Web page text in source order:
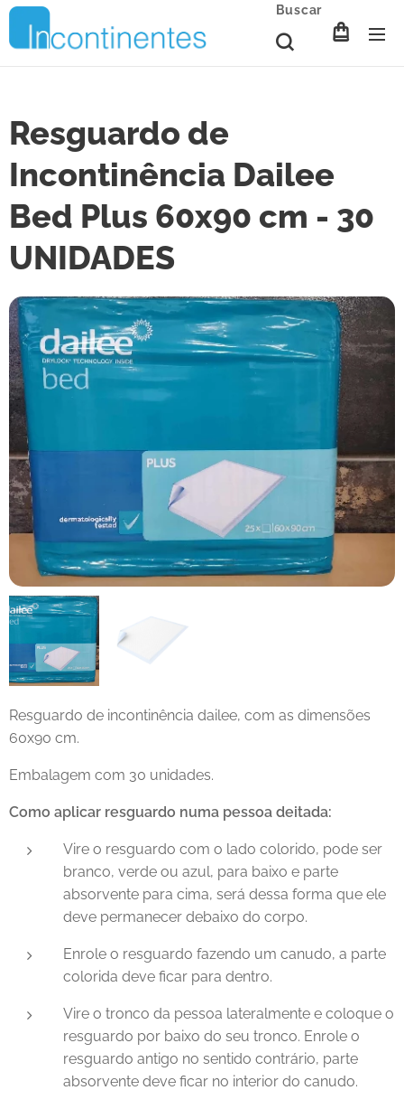
Buscar
Resguardo de
Incontinência Dailee
Bed Plus 60x90 cm - 30
UNIDADES
Resguardo de incontinência dailee, com as dimensões
60x90 cm.
Embalagem com 30 unidades.
Como aplicar resguardo numa pessoa deitada:
Vire o resguardo com o lado colorido, pode ser
branco, verde ou azul, para baixo e parte
absorvente para cima, será dessa forma que ele
deve permanecer debaixo do corpo.
Enrole o resguardo fazendo um canudo, a parte
colorida deve ficar para dentro.
Vire o tronco da pessoa lateralmente e coloque o
resguardo por baixo do seu tronco. Enrole o
resguardo antigo no sentido contrário, parte
absorvente deve ficar no interior do canudo.